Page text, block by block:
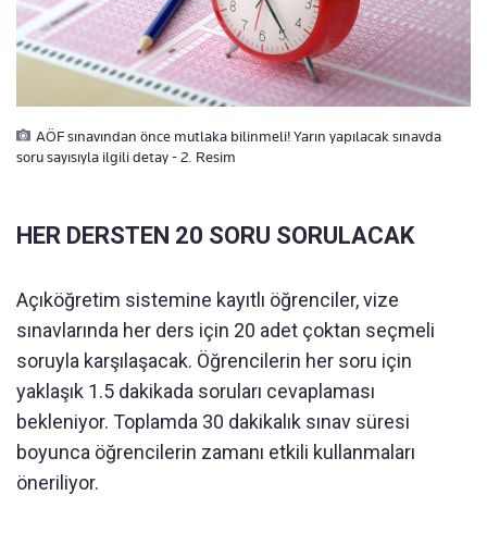
AÖF sınavından önce mutlaka bilinmeli! Yarın yapılacak sınavda
soru sayısıyla ilgili detay - 2. Resim
HER DERSTEN 20 SORU SORULACAK
Açıköğretim sistemine kayıtlı öğrenciler, vize
sınavlarında her ders için 20 adet çoktan seçmeli
soruyla karşılaşacak. Öğrencilerin her soru için
yaklaşık 1.5 dakikada soruları cevaplaması
bekleniyor. Toplamda 30 dakikalık sınav süresi
boyunca öğrencilerin zamanı etkili kullanmaları
öneriliyor.